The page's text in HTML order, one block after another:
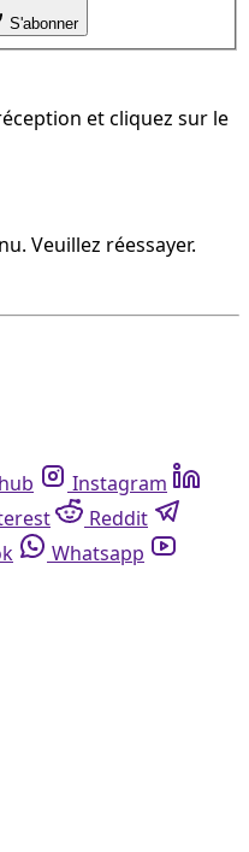
S'abonner
et cliquez sur le
Veuillez réessayer.
Instagram
Reddit
Whatsapp